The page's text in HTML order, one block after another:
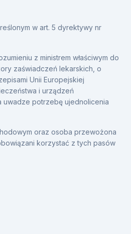
w art. 5 dyrektywy nr
z ministrem właściwym do
zaświadczeń lekarskich, o
Unii Europejskiej
i urządzeń
uwadze potrzebę ujednolicenia
oraz osoba przewożona
korzystać z tych pasów